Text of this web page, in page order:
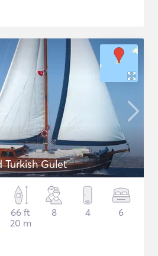
Turkish Gulet
66 ft
20 m
8 4 6